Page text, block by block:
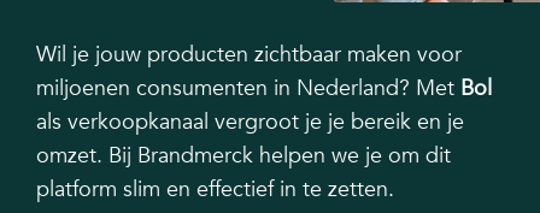
Wil je jouw producten zichtbaar maken voor
miljoenen consumenten in Nederland? Met Bol
als verkoopkanaal vergroot je je bereik en je
omzet. Bij Brandmerck helpen we je om dit
platform slim en effectief in te zetten.